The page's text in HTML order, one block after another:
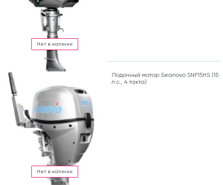
Нет в наличии
Нет в наличии
Лодочный мотор Seanovo SNF15HS (15
л.с., 4 такта)